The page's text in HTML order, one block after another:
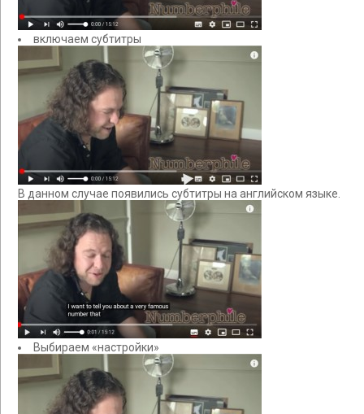
включаем субтитры
В данном случае появились субтитры на английском языке.
Выбираем «настройки»